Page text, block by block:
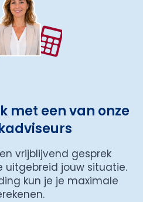
met een van onze
vrijblijvend gesprek
uitgebreid jouw situatie.
kun je je maximale